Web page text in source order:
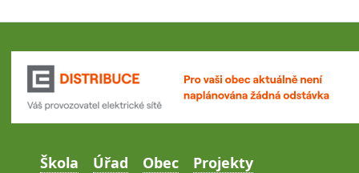
Škola Úřad Obec
Projekty